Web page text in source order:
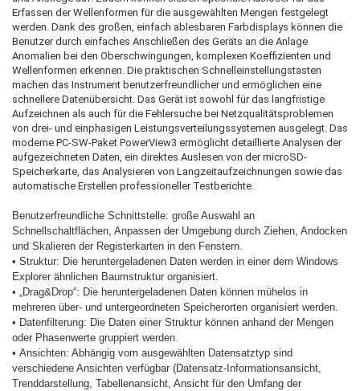
Erfassen der Wellenformen für die ausgewählten Mengen festgelegt
werden. Dank des großen, einfach ablesbaren Farbdisplays können die
Benutzer durch einfaches Anschließen des Geräts an die Anlage
Anomalien bei den Oberschwingungen, komplexen Koeffizienten und
Wellenformen erkennen. Die praktischen Schnelleinstellungstasten
machen das Instrument benutzerfreundlicher und ermöglichen eine
schnellere Datenübersicht. Das Gerät ist sowohl für das langfristige
Aufzeichnen als auch für die Fehlersuche bei Netzqualitätsproblemen
von drei- und einphasigen Leistungsverteilungssystemen ausgelegt. Das
moderne PC-SW-Paket PowerView3 ermöglicht detaillierte Analysen der
aufgezeichneten Daten, ein direktes Auslesen von der microSD-
Speicherkarte, das Analysieren von Langzeitaufzeichnungen sowie das
automatische Erstellen professioneller Testberichte.
Benutzerfreundliche Schnittstelle: große Auswahl an
Schnellschaltflächen, Anpassen der Umgebung durch Ziehen, Andocken
und Skalieren der Registerkarten in den Fenstern.
• Struktur: Die heruntergeladenen Daten werden in einer dem Windows
Explorer ähnlichen Baumstruktur organisiert.
•
„Drag&Drop“: Die heruntergeladenen Daten können mühelos in
mehreren über- und untergeordneten Speicherorten organisiert werden.
• Datenfilterung: Die Daten einer Struktur können anhand der Mengen
oder Phasenwerte gruppiert werden.
• Ansichten: Abhängig vom ausgewählten Datensatztyp sind
verschiedene Ansichten verfügbar (Datensatz-Informationsansicht,
Trenddarstellung, Tabellenansicht, Ansicht für den Umfang der